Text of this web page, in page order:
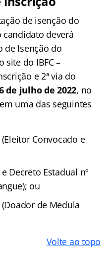
de isenção do
deverá
de Isenção do
site do IBFC –
e 2ª via do
de julho de 2022, no
uma das seguintes
Convocado e
Decreto Estadual nº
ou
(Doador de Medula
Volte ao topo